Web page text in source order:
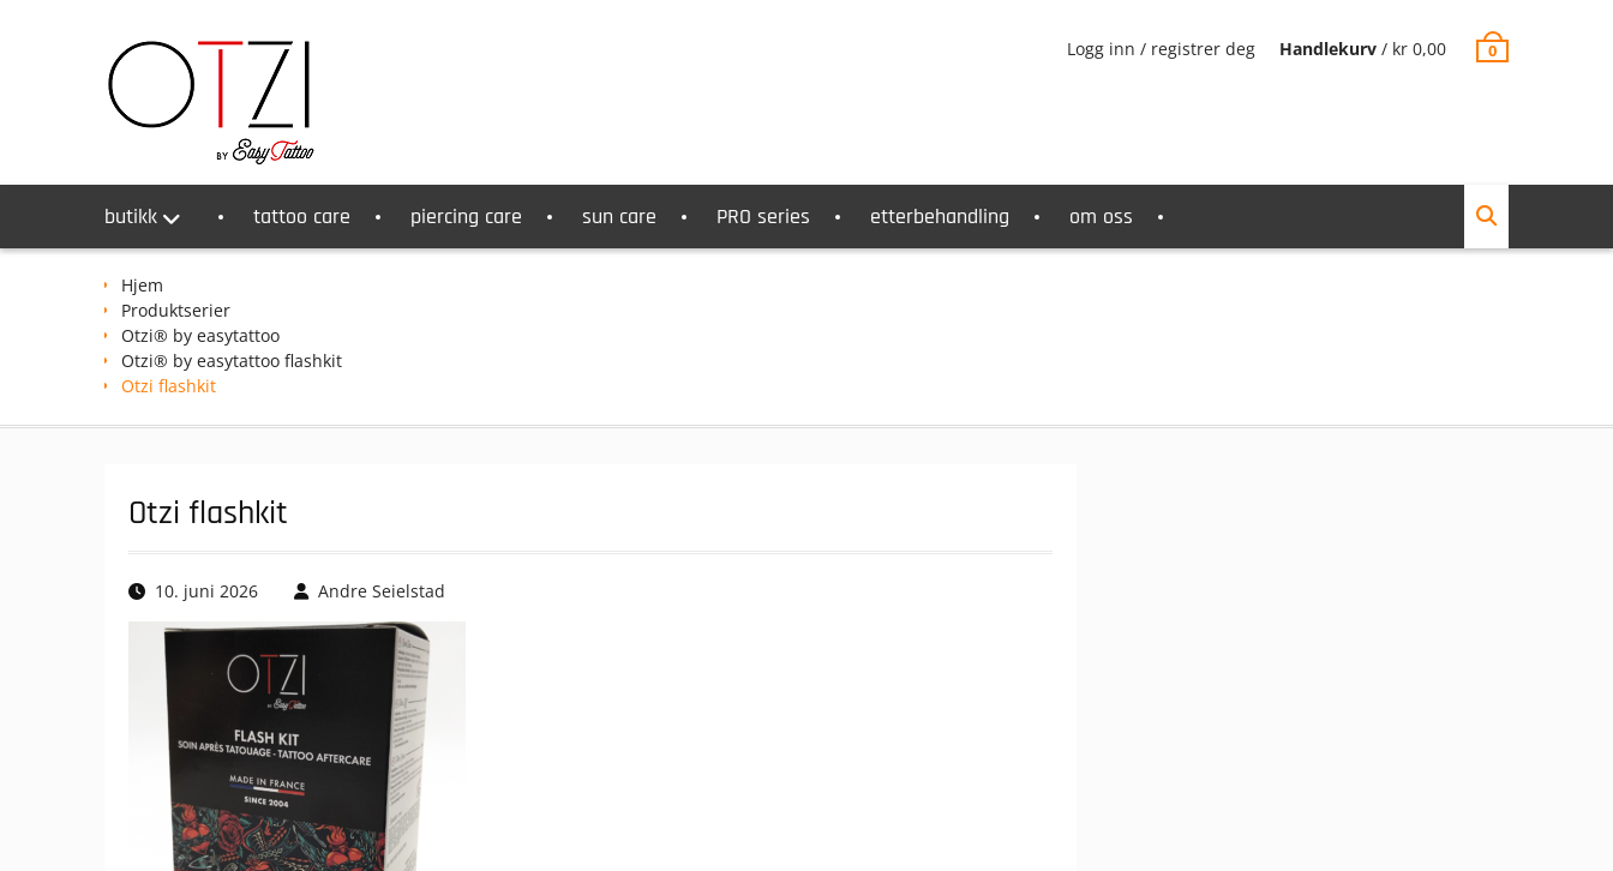
Logg inn / registrer deg Handlekurv / kr 0,00 0
butikk tattoo care piercing care sun care PRO series etterbehandling om oss
Hjem
Produktserier
Otzi® by easytattoo
Otzi® by easytattoo flashkit
Otzi flashkit
Otzi flashkit
10. juni 2026 Andre Seielstad